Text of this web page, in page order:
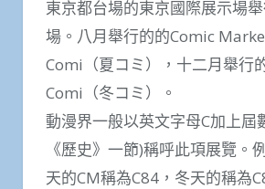
東京都台場的東京國際展示場
場。八月舉行的的Comic
Comi（夏コミ），十二月舉行
Comi（冬コミ）。
動漫界一般以英文字母C加上屆
《歷史》一節)稱呼此項展覽。
天的CM稱為C84，冬天的稱為